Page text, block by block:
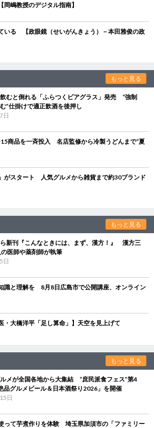
嶋教授のデジタル指南】
いる 【政眼鏡（せいがんきょう）－本田雅俊の政
もっと見る
むと倒れる「ふらつくビアグラス」発売 “強制
”仕掛けで適正飲酒を後押し
日
商品を一斉投入 名店監修から冷製うどんまで“夏
がスタート 人気グルメから雑貨まで約30ブランド
もっと見る
新刊『こんなときには、まず、漢方！』 漢方三
医師や薬剤師が執筆
日
識と理解を 8月8日広島市で公開講座、オンライン
・大橋洋平「足し算命」】天空を見上げて
もっと見る
メが全国各地から大集結 “庶民派食フェス”第4
品グルメビール＆日本酒祭り2026」を開催
日
って芋煮作りを体験 埼玉県加須市の「ファミリー